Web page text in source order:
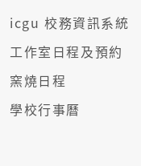
icgu 校務資訊系統
工作室日程及預約
窯燒日程
學校行事曆